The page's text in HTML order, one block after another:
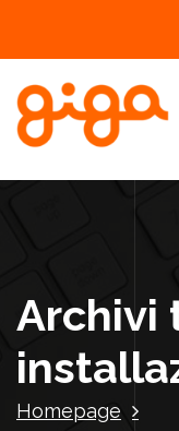
i
Archivi
Homepage